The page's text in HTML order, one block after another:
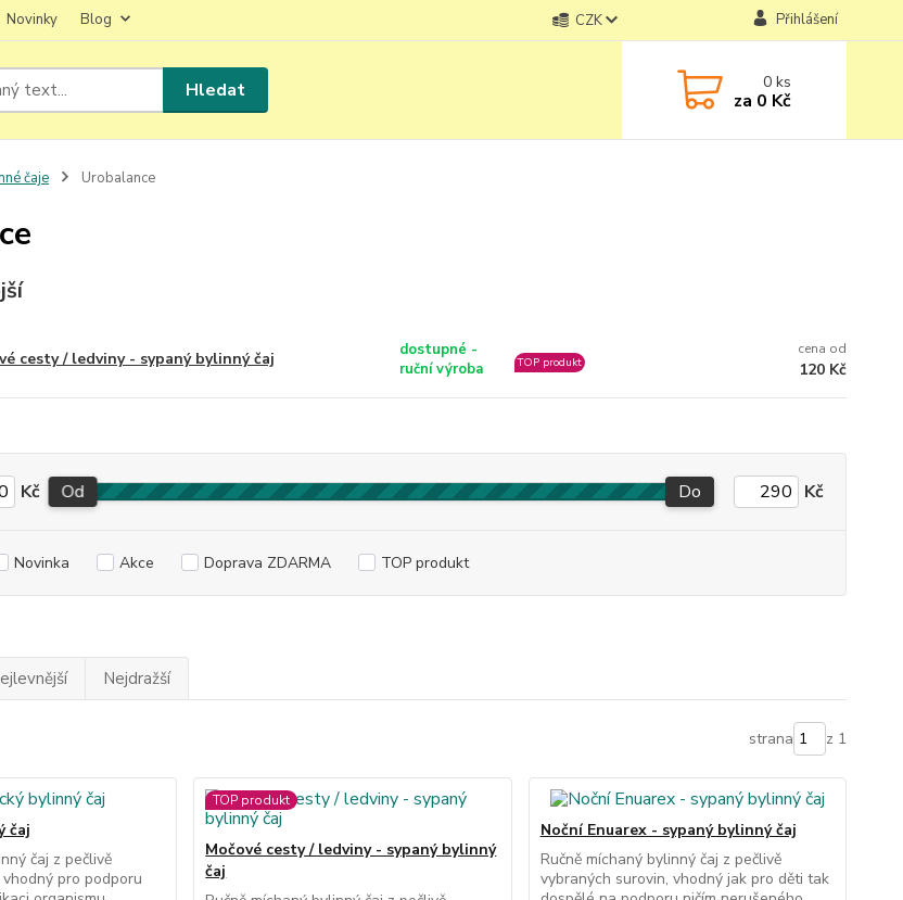
Novinky Blog CZK Přihlášení
Hledat 0ks
za 0 Kč
čaje Urobalance
cesty / ledviny - sypaný bylinný čaj
dostupné -
ruční výroba
TOP produkt
cena od
120 Kč
Kč Od Do Kč
Novinka Akce Doprava ZDARMA TOP produkt
Nejdražší
strana z 1
čaj
čaj z pečlivě
pro podporu
TOP produkt
Močové cesty / ledviny - sypaný bylinný
čaj
Noční Enuarex - sypaný bylinný čaj
Ručně míchaný bylinný čaj z pečlivě
vybraných surovin, vhodný jak pro děti tak